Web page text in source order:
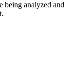
being analyzed and